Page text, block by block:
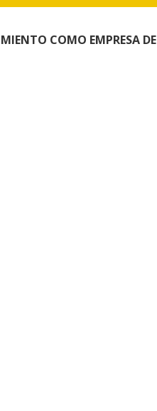
COMO EMPRESA DE